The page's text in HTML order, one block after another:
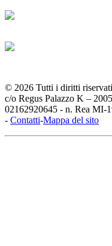
© 2026 Tutti i diritti
c/o Regus Palazzo K –
02162920645 - n. Rea MI-
- Contatti-Mappa del sito